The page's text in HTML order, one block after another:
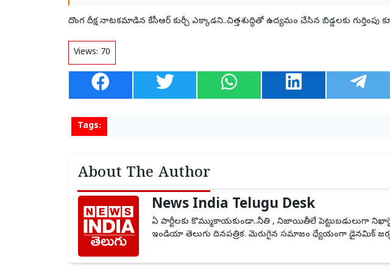
దొంగ దీక్ష నాటకమాడిన కేసీఆర్ కుర్చీ ఎక్కాడని..చిత్తశుద్ధితో ఉద్యమం చేసిన బిడ్డలకు
Views: 70
Tags:
About The Author
News India Telugu Desk
ఏ పార్టీలకు కొమ్ముకాయకుండా..నీతి , నిజాయితీలే పెట్టుబడులుగా
ఇండియా తెలుగు దినపత్రిక. మెరుగైన సమాజం ధ్యేయంగా డైనమిక్